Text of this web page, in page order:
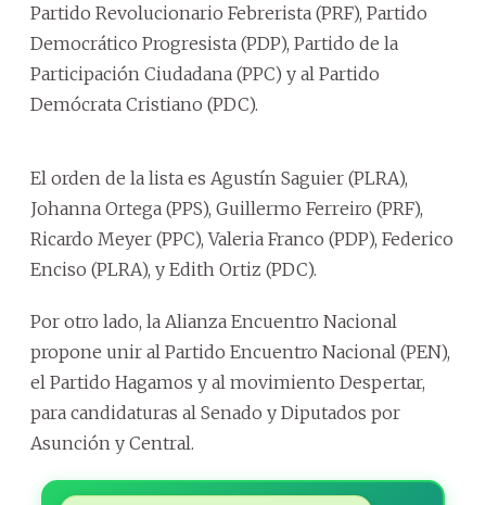
Partido Revolucionario Febrerista (PRF), Partido
Democrático Progresista (PDP), Partido de la
Participación Ciudadana (PPC) y al Partido
Demócrata Cristiano (PDC).
El orden de la lista es Agustín Saguier (PLRA),
Johanna Ortega (PPS), Guillermo Ferreiro (PRF),
Ricardo Meyer (PPC), Valeria Franco (PDP), Federico
Enciso (PLRA), y Edith Ortiz (PDC).
Por otro lado, la Alianza Encuentro Nacional
propone unir al Partido Encuentro Nacional (PEN),
el Partido Hagamos y al movimiento Despertar,
para candidaturas al Senado y Diputados por
Asunción y Central.